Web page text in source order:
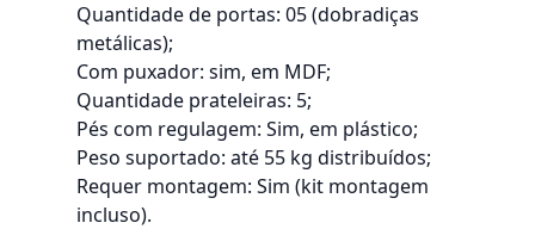
Quantidade de portas: 05 (dobradiças
metálicas);
Com puxador: sim, em MDF;
Quantidade prateleiras: 5;
Pés com regulagem: Sim, em plástico;
Peso suportado: até 55 kg distribuídos;
Requer montagem: Sim (kit montagem
incluso).